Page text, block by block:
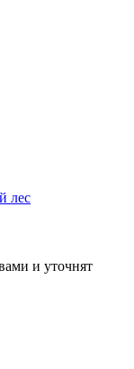
лес
и уточнят